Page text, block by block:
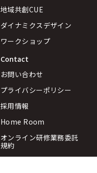
地域共創CUE
ダイナミクスデザイン
ワークショップ
Contact
お問い合わせ
プライバシーポリシー
採用情報
Home Room
オンライン研修業務委託
規約